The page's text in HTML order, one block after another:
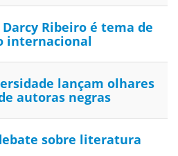
Ribeiro é tema de
internacional
lançam olhares
autoras negras
sobre literatura